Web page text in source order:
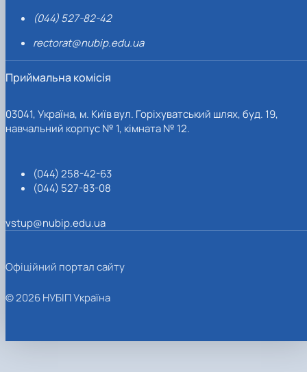
(044) 527-82-42
rectorat@nubip.edu.ua
Приймальна комісія
03041, Україна, м. Київ вул. Горіхуватський шлях, буд. 19,
навчальний корпус № 1, кімната № 12.
(044) 258-42-63
(044) 527-83-08
vstup@nubip.edu.ua
Офіційний портал сайту
© 2026 НУБІП Україна